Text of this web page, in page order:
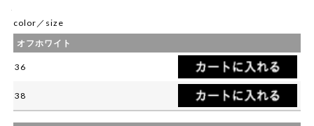
color／size
オフホワイト
36
38